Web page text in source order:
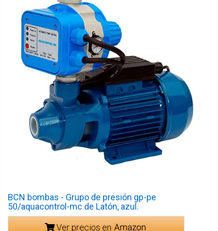
BCN bombas - Grupo de presión gp-pe
50/aquacontrol-mc de Latón, azul.
Ver precios en